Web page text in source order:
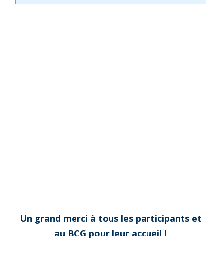
Un grand merci à tous les participants et
au BCG pour leur accueil !